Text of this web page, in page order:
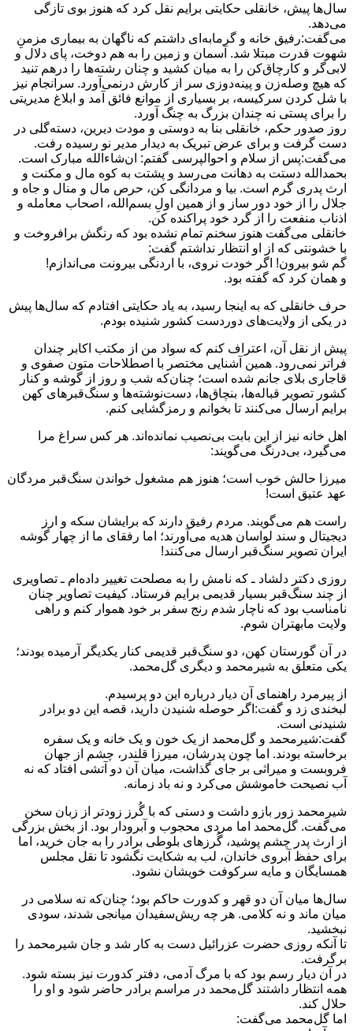
سال‌ها پیش، خانقلی حکایتی برایم نقل کرد که هنوز بوی تازگی
می‌دهد.
می‌گفت:رفیق خانه و گرمابه‌ای داشتم که ناگهان به بیماری مزمنِ
شهوت قدرت مبتلا شد. آسمان و زمین را به هم دوخت، پای دلال و
لابی‌گر و کارچاق‌کن را به میان کشید و چنان رشته‌ها را درهم تنید
که هیچ وصله‌زن و پینه‌دوزی سر از کارش درنمی‌آورد. سرانجام نیز
با شل کردن سرکیسه، بر بسیاری از موانع فائق آمد و ابلاغ مدیریتی
را برای پستی نه چندان بزرگ به چنگ آورد.
روز صدور حکم، خانقلی بنا به دوستی و مودت دیرین، دسته‌گلی در
دست گرفت و برای عرض تبریک به دیدار مدیر نو رسیده رفت.
می‌گفت:پس از سلام و احوالپرسی گفتم: ان‌شاءالله مبارک است.
بحمدالله دستت به دهانت می‌رسد و پشتت به کوه مال و مکنت و
ارث پدری گرم است. بیا و مردانگی کن، حرص مال و منال و جاه و
جلال را از خود دور ساز و از همین اولِ بسم‌الله، اصحاب معامله و
اذناب منفعت‌ را از گرد خود پراکنده کن.
خانقلی می‌گفت هنوز سخنم تمام نشده بود که رنگش برافروخت و
با خشونتی که از او انتظار نداشتم گفت:
گم شو بیرون! اگر خودت نروی، با اردنگی بیرونت می‌اندازم!
و همان کرد که گفته بود.
حرف خانقلی که به اینجا رسید، به یاد حکایتی افتادم که سال‌ها پیش
در یکی از ولایت‌های دوردست کشور شنیده بودم.
پیش از نقل آن، اعتراف کنم که سواد من از مکتب اکابر چندان
فراتر نمی‌رود. همین آشنایی مختصر با اصطلاحات متون صفوی و
قاجاری بلای جانم شده است؛ چنان‌که شب و روز از گوشه و کنار
کشور تصویر قباله‌ها، بنچاق‌ها، دست‌نوشته‌ها و سنگ‌قبرهای کهن
برایم ارسال می‌کنند تا بخوانم و رمزگشایی کنم.
اهل خانه نیز از این بابت بی‌نصیب نمانده‌اند. هر کس سراغ مرا
می‌گیرد، بی‌درنگ می‌گویند:
میرزا حالش خوب است؛ هنوز هم مشغول خواندن سنگ‌قبر مردگان
عهد عتیق است!
راست هم می‌گویند. مردم رفیق دارند که برایشان سکه و ارز
دیجیتال و سند لواسان هدیه می‌آورند؛ اما رفقای ما از چهار گوشه
ایران تصویر سنگ‌قبر ارسال می‌کنند!
روزی دکتر دلشاد ـ که نامش را به مصلحت تغییر داده‌ام ـ تصاویری
از چند سنگ‌قبر بسیار قدیمی برایم فرستاد. کیفیت تصاویر چنان
نامناسب بود که ناچار شدم رنج سفر بر خود هموار کنم و راهی
ولایت مابهتران شوم.
در آن گورستان کهن، دو سنگ‌قبر قدیمی کنار یکدیگر آرمیده بودند؛
یکی متعلق به شیرمحمد و دیگری گل‌محمد.
از پیرمرد راهنمای آن دیار درباره این دو پرسیدم.
لبخندی زد و گفت:اگر حوصله شنیدن دارید، قصه این دو برادر
شنیدنی است.
گفت:شیرمحمد و گل‌محمد از یک خون و یک خانه و یک سفره
برخاسته بودند. اما چون پدرشان، میرزا قلندر، چشم از جهان
فروبست و میراثی بر جای گذاشت، میان آن دو آتشی افتاد که نه
آب نصیحت خاموشش می‌کرد و نه باد زمانه.
شیرمحمد زور بازو داشت و دستی که با گُرز زودتر از زبان سخن
می‌گفت. گل‌محمد اما مردی محجوب و آبرودار بود. از بخش بزرگی
از ارث پدر چشم پوشید، گُرزهای بلوطی برادر را به جان خرید، اما
برای حفظ آبروی خاندان، لب به شکایت نگشود تا نقل مجلس
همسایگان و مایه سرکوفت خویشان نشود.
سال‌ها میان آن دو قهر و کدورت حاکم بود؛ چنان‌که نه سلامی در
میان ماند و نه کلامی. هر چه ریش‌سفیدان میانجی شدند، سودی
نبخشید.
تا آنکه روزی حضرت عزرائیل دست به کار شد و جان شیرمحمد را
برگرفت.
در آن دیار رسم بود که با مرگ آدمی، دفتر کدورت نیز بسته شود.
همه انتظار داشتند گل‌محمد در مراسم برادر حاضر شود و او را
حلال کند.
اما گل‌محمد می‌گفت: